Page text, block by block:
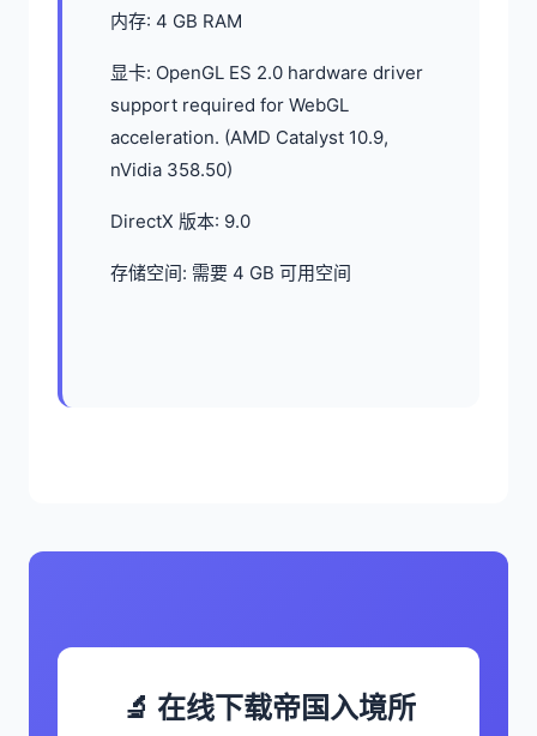
内存: 4 GB RAM
显卡: OpenGL ES 2.0 hardware driver
support required for WebGL
acceleration. (AMD Catalyst 10.9,
nVidia 358.50)
DirectX 版本: 9.0
存储空间: 需要 4 GB 可用空间
🔬 在线下载帝国入境所